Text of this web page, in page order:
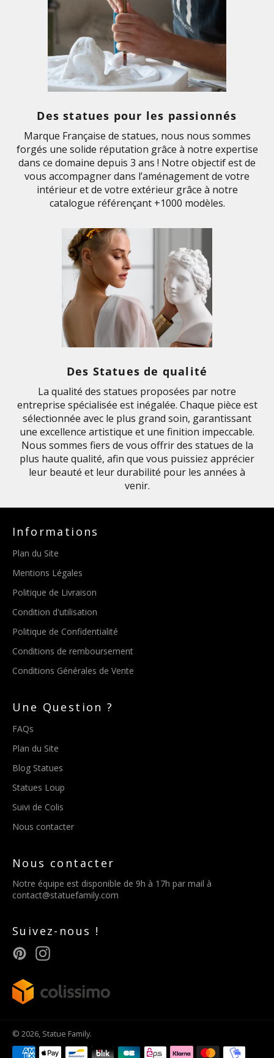
Des statues pour les passionnés
Marque Française de statues, nous nous sommes
forgés une solide réputation grâce à notre expertise
dans ce domaine depuis 3 ans ! Notre objectif est de
vous accompagner dans l’aménagement de votre
intérieur et de votre extérieur grâce à notre
catalogue référençant +1000 modèles.
Des Statues de qualité
La qualité des statues proposées par notre
entreprise spécialisée est inégalée. Chaque pièce est
sélectionnée avec le plus grand soin, garantissant
une excellence artistique et une finition impeccable.
Nous sommes fiers de vous offrir des statues de la
plus haute qualité, afin que vous puissiez apprécier
leur beauté et leur durabilité pour les années à
venir.
Informations
Plan du Site
Mentions Légales
Politique de Livraison
Condition d'utilisation
Politique de Confidentialité
Conditions de remboursement
Conditions Générales de Vente
Une Question ?
FAQs
Plan du Site
Blog Statues
Statues Loup
Suivi de Colis
Nous contacter
Nous contacter
Notre équipe est disponible de 9h à 17h par mail à
contact@statuefamily.com
Suivez-nous !
Pinterest
© 2026, Statue Family.
Méthodes